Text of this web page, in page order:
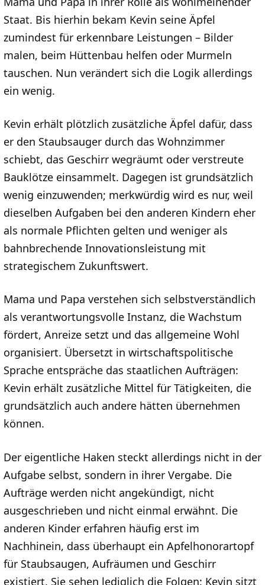
Staat. Bis hierhin bekam Kevin seine Äpfel
zumindest für erkennbare Leistungen – Bilder
malen, beim Hüttenbau helfen oder Murmeln
tauschen. Nun verändert sich die Logik allerdings
ein wenig.
Kevin erhält plötzlich zusätzliche Äpfel dafür, dass
er den Staubsauger durch das Wohnzimmer
schiebt, das Geschirr wegräumt oder verstreute
Bauklötze einsammelt. Dagegen ist grundsätzlich
wenig einzuwenden; merkwürdig wird es nur, weil
dieselben Aufgaben bei den anderen Kindern eher
als normale Pflichten gelten und weniger als
bahnbrechende Innovationsleistung mit
strategischem Zukunftswert.
Mama und Papa verstehen sich selbstverständlich
als verantwortungsvolle Instanz, die Wachstum
fördert, Anreize setzt und das allgemeine Wohl
organisiert. Übersetzt in wirtschaftspolitische
Sprache entspräche das staatlichen Aufträgen:
Kevin erhält zusätzliche Mittel für Tätigkeiten, die
grundsätzlich auch andere hätten übernehmen
können.
Der eigentliche Haken steckt allerdings nicht in der
Aufgabe selbst, sondern in ihrer Vergabe. Die
Aufträge werden nicht angekündigt, nicht
ausgeschrieben und nicht einmal erwähnt. Die
anderen Kinder erfahren häufig erst im
Nachhinein, dass überhaupt ein Apfelhonorartopf
für Staubsaugen, Aufräumen und Geschirr
existiert. Sie sehen lediglich die Folgen: Kevin sitzt